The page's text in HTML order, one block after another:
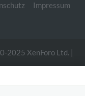
Impressum
2025 XenForo Ltd. |
©2016-2026